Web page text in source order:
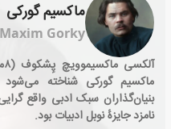
ماکسیم گورکی
Maxim Gorky
ماکسیم گورکی شناخته
بنیان‌گذاران سبک ادبی واقع
نامزد جایزهٔ نوبل ادبیات بود.